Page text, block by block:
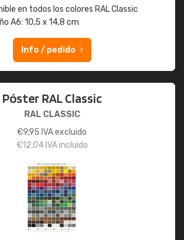
en todos los colores RAL Classic
A6: 10,5 x 14,8 cm
Info / pedido
Póster RAL Classic
RAL CLASSIC
€9,95 IVA excluido
€12,04IVA incluido